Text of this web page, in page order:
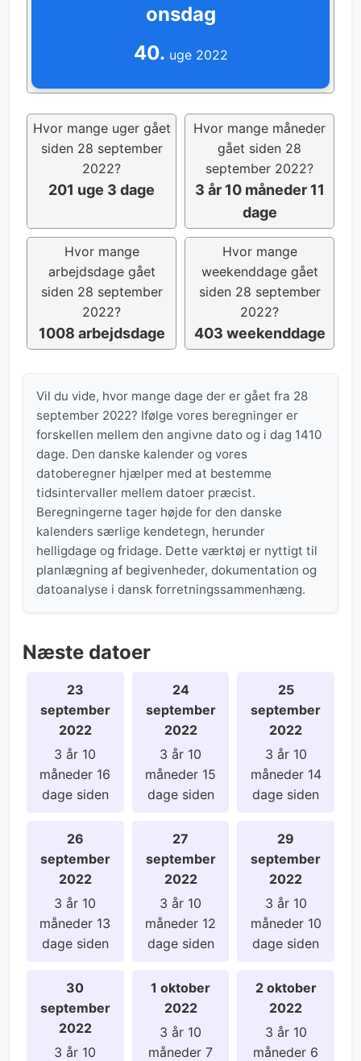
onsdag
40. uge 2022
Hvor mange uger gået
siden 28 september
2022?
201 uge 3 dage
Hvor mange måneder
gået siden 28
september 2022?
3 år 10 måneder 11
dage
Hvor mange
arbejdsdage gået
siden 28 september
2022?
1008 arbejdsdage
Hvor mange
weekenddage gået
siden 28 september
2022?
403 weekenddage
Vil du vide, hvor mange dage der er gået fra 28
september 2022? Ifølge vores beregninger er
forskellen mellem den angivne dato og i dag 1410
dage. Den danske kalender og vores
datoberegner hjælper med at bestemme
tidsintervaller mellem datoer præcist.
Beregningerne tager højde for den danske
kalenders særlige kendetegn, herunder
helligdage og fridage. Dette værktøj er nyttigt til
planlægning af begivenheder, dokumentation og
datoanalyse i dansk forretningssammenhæng.
Næste datoer
23
september
2022
3 år 10
måneder 16
dage siden
24
september
2022
3 år 10
måneder 15
dage siden
25
september
2022
3 år 10
måneder 14
dage siden
26
september
2022
3 år 10
måneder 13
dage siden
27
september
2022
3 år 10
måneder 12
dage siden
29
september
2022
3 år 10
måneder 10
dage siden
30
september
2022
3 år 10
1 oktober
2022
3 år 10
måneder 7
2 oktober
2022
3 år 10
måneder 6